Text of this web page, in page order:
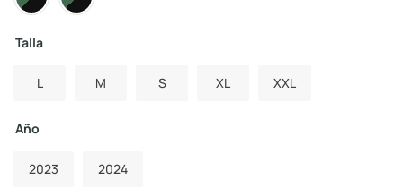
Talla
L M S XL XXL
Año
2023 2024